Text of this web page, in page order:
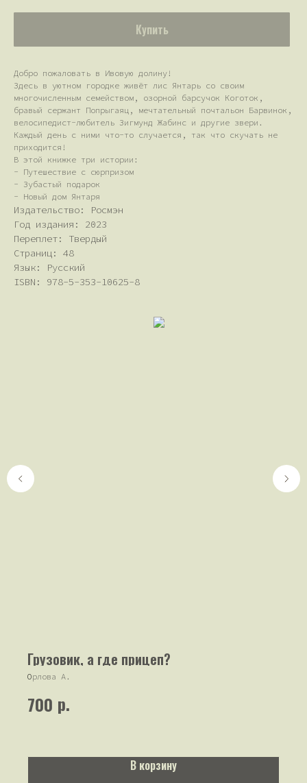
Купить
Добро пожаловать в Ивовую долину!
Здесь в уютном городке живёт лис Янтарь со своим
многочисленным семейством, озорной барсучок Коготок,
бравый сержант Попрыгаяц, мечтательный почтальон Барвинок,
велосипедист-любитель Зигмунд Жабинс и другие звери.
Каждый день с ними что-то случается, так что скучать не
приходится!
В этой книжке три истории:
- Путешествие с сюрпризом
- Зубастый подарок
- Новый дом Янтаря
Издательство: Росмэн
Год издания: 2023
Переплет: Твердый
Страниц: 48
Язык: Русский
ISBN: 978-5-353-10625-8
Грузовик, а где прицеп?
Орлова А.
700 р.
В корзину